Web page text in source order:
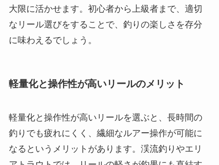
大限に活かせます。初心者から上級者まで、適切
なリール選びをすることで、釣りの楽しさを存分
に味わえるでしょう。
軽量化と操作性が高いリールのメリット
軽量化と操作性が高いリールを選ぶと、長時間の
釣りでも疲れにくく、繊細なルアー操作が可能に
なるというメリットがあります。渓流釣りやエリ